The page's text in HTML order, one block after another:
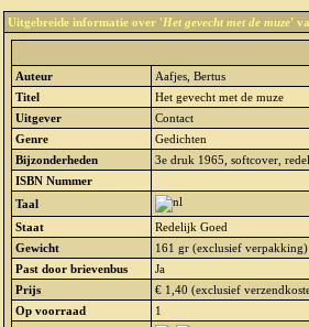
Uitgebreide informatie over 'Het gevecht met de muze'
Auteur
Aafjes, Bertus
Titel
Het gevecht met de muze
Uitgever
Contact
Genre
Gedichten
Bijzonderheden
3e druk 1965, softcover,
ISBN Nummer
Taal
Staat
Redelijk Goed
Gewicht
161 gr (exclusief verpakking)
Past door brievenbus
Ja
Prijs
€ 1,40 (exclusief
Op voorraad
1